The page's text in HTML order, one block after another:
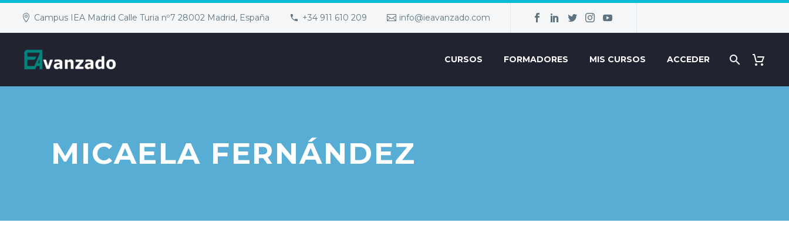
Campus IEA Madrid Calle Turia nº7 28002 Madrid, España +34 911 610 209 info@ieavanzado.com
CURSOS FORMADORES MIS CURSOS ACCEDER
MICAELA FERNÁNDEZ